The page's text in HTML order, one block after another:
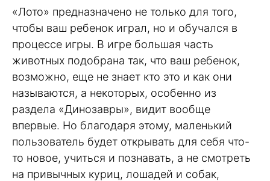
«Лото» предназначено не только для того,
чтобы ваш ребенок играл, но и обучался в
процессе игры. В игре большая часть
животных подобрана так, что ваш ребенок,
возможно, еще не знает кто это и как они
называются, а некоторых, особенно из
раздела «Динозавры», видит вообще
впервые. Но благодаря этому, маленький
пользователь будет открывать для себя что-
то новое, учиться и познавать, а не смотреть
на привычных куриц, лошадей и собак,